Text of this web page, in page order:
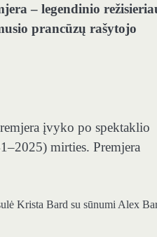
– legendinio
prancūzų rašytojo
įvyko po spektaklio
mirties. Premjera
Krista Bard su sūnumi Alex